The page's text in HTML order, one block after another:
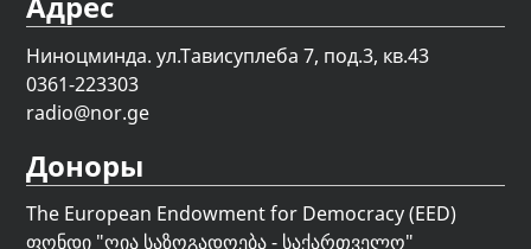
Ниноцминда. ул.Тависуплеба 7, под.3, кв.43
0361-223303
radio@nor.ge
Доноры
The European Endowment for Democracy (EED)
ფონდი "ღია საზოგადოება - საქართველო"